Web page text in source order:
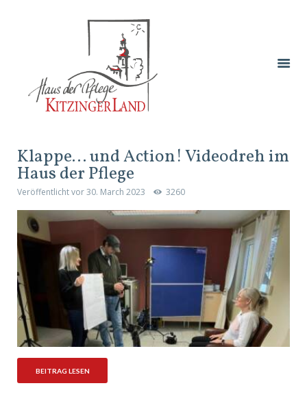
Klappe… und Action! Videodreh im
Haus der Pflege
Veröffentlicht vor30. March 2023 3260
BEITRAG LESEN